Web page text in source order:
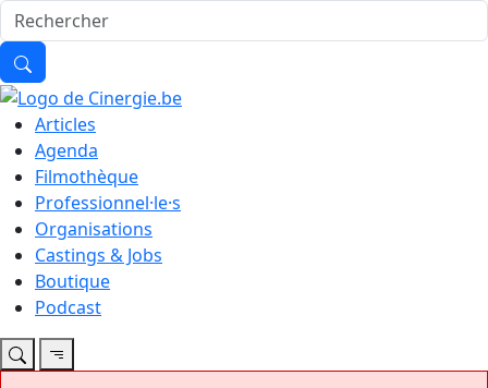
Articles
Agenda
Filmothèque
Professionnel·le·s
Organisations
Castings & Jobs
Boutique
Podcast